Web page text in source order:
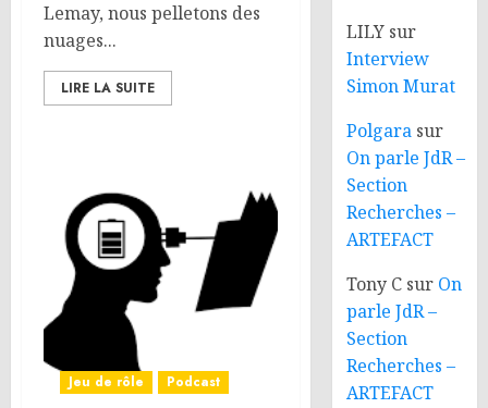
Lemay, nous pelletons des
nuages...
LIRE LA SUITE
Jeu de rôle Podcast
LILY sur
Interview
Simon Murat
Polgara sur
On parle JdR –
Section
Recherches –
ARTEFACT
Tony C sur On
parle JdR –
Section
Recherches –
ARTEFACT